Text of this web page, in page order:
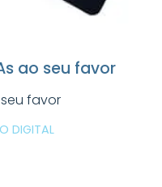
ao seu favor
favor
DIGITAL